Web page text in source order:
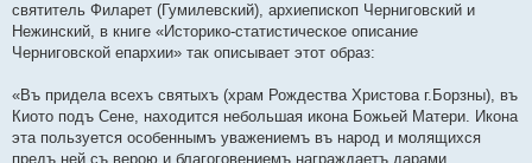
святитель Филарет (Гумилевский), архиепископ Черниговский и
Нежинский, в книге «Историко-статистическое описание
Черниговской епархии» так описывает этот образ:
«Въ придела всехъ святыхъ (храм Рождества Христова г.Борзны), въ
Киото подъ Сене, находится небольшая икона Божьей Матери. Икона
эта пользуется особеннымъ уважениемъ въ народ и молящихся
предъ ней съ верою и благоговениемъ награждаетъ дарами